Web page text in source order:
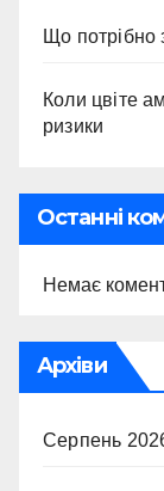
Що потрібно
Коли цвіте
ризики
Останні
Немає
Архіви
Серпень